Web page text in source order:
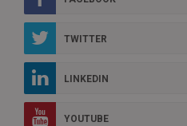
TWITTER
LINKEDIN
YOUTUBE